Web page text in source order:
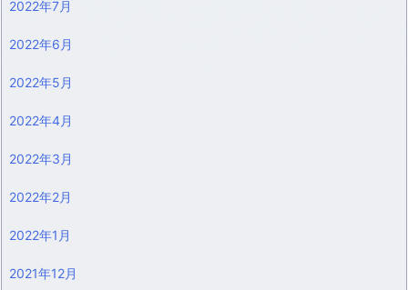
2022年7月
2022年6月
2022年5月
2022年4月
2022年3月
2022年2月
2022年1月
2021年12月